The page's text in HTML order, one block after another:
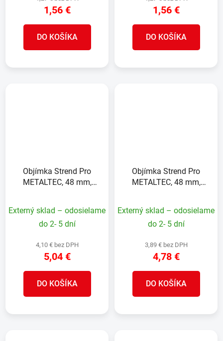
1,56 €
DO KOŠÍKA
1,56 €
DO KOŠÍKA
Objímka Strend Pro
METALTEC, 48 mm,
Externý sklad – odosielame
do 2- 5 dní
4,10 € bez DPH
5,04 €
DO KOŠÍKA
Objímka Strend Pro
METALTEC, 48 mm,
Externý sklad – odosielame
do 2- 5 dní
3,89 € bez DPH
4,78 €
DO KOŠÍKA